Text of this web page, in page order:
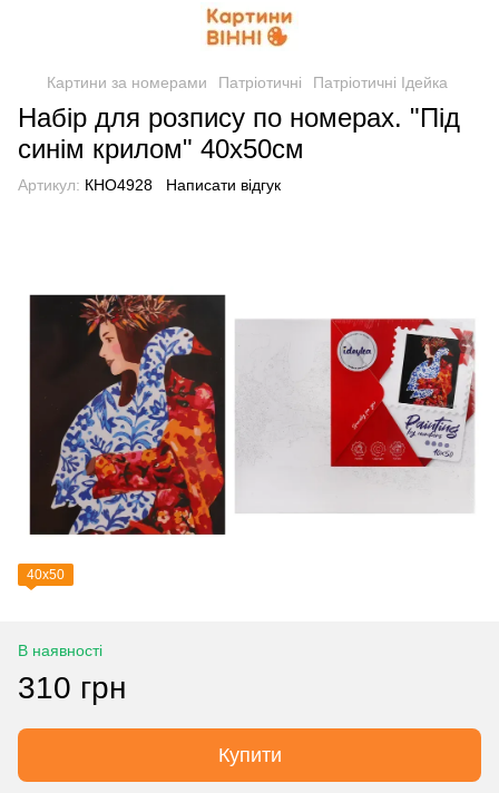
Картини за номерами Патріотичні Патріотичні Ідейка
Набір для розпису по номерах. "Під
синім крилом" 40х50см
Артикул: КНО4928 Написати відгук
40х50
В наявності
310 грн
Купити